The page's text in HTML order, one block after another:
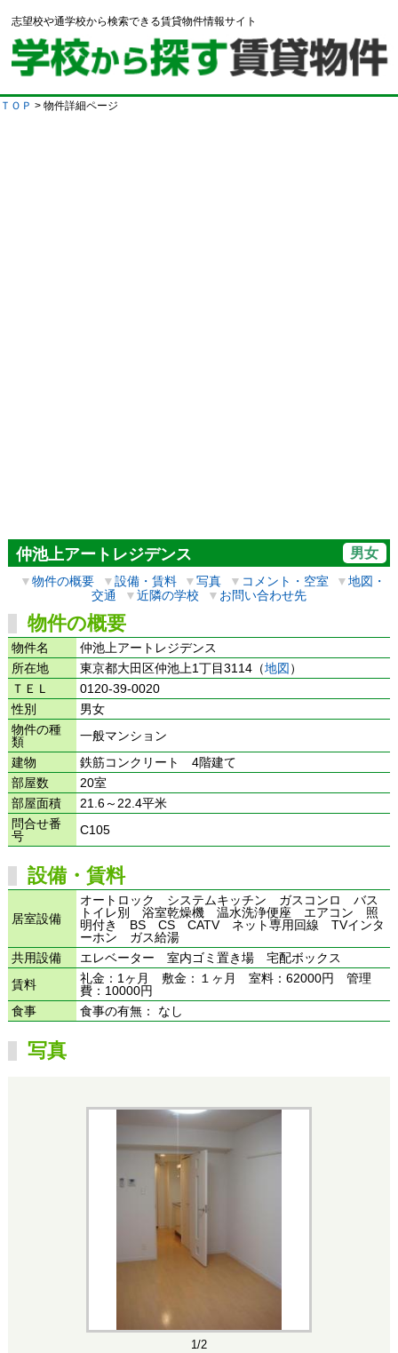
志望校や通学校から検索できる賃貸物件情報サイト
ＴＯＰ > 物件詳細ページ
仲池上アートレジデンス 男女
▼物件の概要 ▼設備・賃料 ▼写真 ▼ コメント・空室 ▼地図・
交通
▼近隣の学校 ▼ お問い合わせ先
物件の概要
物件名
仲池上アートレジデンス
所在地
東京都大田区仲池上1丁目3114（地図 ）
ＴＥＬ
0120-39-0020
性別
男女
物件の種
類
一般マンション
建物
鉄筋コンクリート 4階建て
部屋数
20室
部屋面積
21.6～22.4平米
問合せ番
号
C105
設備・賃料
居室設備
オートロック システムキッチン ガスコンロ バス
トイレ別 浴室乾燥機 温水洗浄便座 エアコン 照
明付き BS CS CATV ネット専用回線 TVインタ
ーホン ガス給湯
共用設備
エレベーター 室内ゴミ置き場 宅配ボックス
賃料
礼金：1ヶ月 敷金：１ヶ月 室料：62000円 管理
費：10000円
食事
食事の有無： なし
写真
1/2